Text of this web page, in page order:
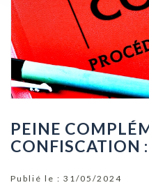
PEINE
CONFISCATION
Publié le : 31/05/2024